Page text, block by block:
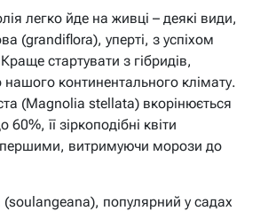
легко йде на живці – деякі види,
(grandiflora), уперті, з успіхом
стартувати з гібридів,
континентального клімату.
(Magnolia stellata) вкорінюється
її зіркоподібні квіти
першими, витримуючи морози до
(soulangeana), популярний у садах